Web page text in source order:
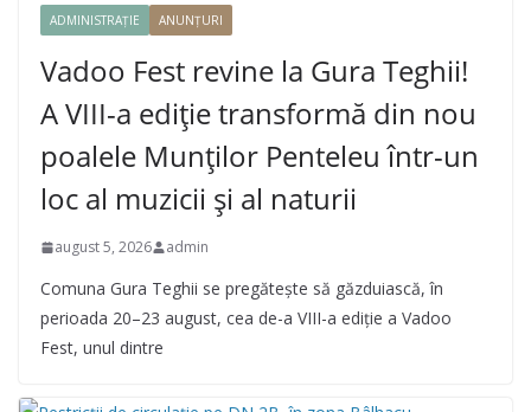
ADMINISTRAȚIE ANUNȚURI
Vadoo Fest revine la Gura Teghii!
A VIII-a ediție transformă din nou
poalele Munților Penteleu într-un
loc al muzicii și al naturii
august 5, 2026 admin
Comuna Gura Teghii se pregătește să găzduiască, în
perioada 20–23 august, cea de-a VIII-a ediție a Vadoo
Fest, unul dintre